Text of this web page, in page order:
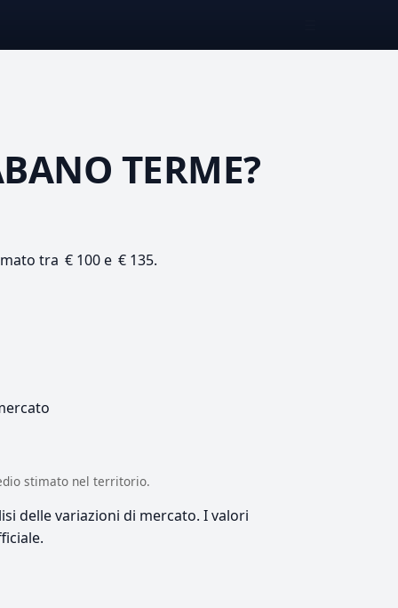
TERME?
tra € 100 e € 135.
stimato nel territorio.
delle variazioni di mercato. I valori